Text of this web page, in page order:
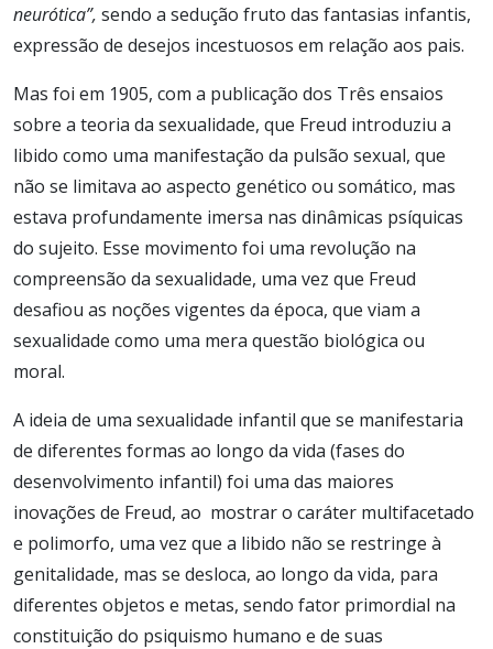
neurótica”, sendo a sedução fruto das fantasias infantis,
expressão de desejos incestuosos em relação aos pais.
Mas foi em 1905, com a publicação dos Três ensaios
sobre a teoria da sexualidade, que Freud introduziu a
libido como uma manifestação da pulsão sexual, que
não se limitava ao aspecto genético ou somático, mas
estava profundamente imersa nas dinâmicas psíquicas
do sujeito. Esse movimento foi uma revolução na
compreensão da sexualidade, uma vez que Freud
desafiou as noções vigentes da época, que viam a
sexualidade como uma mera questão biológica ou
moral.
A ideia de uma sexualidade infantil que se manifestaria
de diferentes formas ao longo da vida (fases do
desenvolvimento infantil) foi uma das maiores
inovações de Freud, ao mostrar o caráter multifacetado
e polimorfo, uma vez que a libido não se restringe à
genitalidade, mas se desloca, ao longo da vida, para
diferentes objetos e metas, sendo fator primordial na
constituição do psiquismo humano e de suas